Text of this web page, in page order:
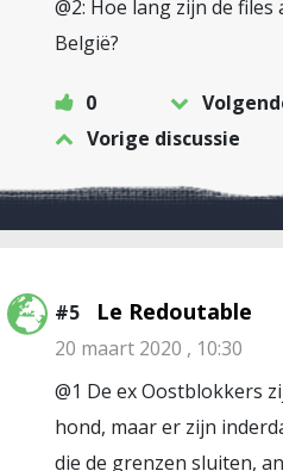
@2: Hoe lang zijn de
België?
0
Vorige discussie
#5 Le Redoutable
20 maart 2020 , 10:30
@1 De ex Oostblokkers
hond, maar er zijn
die de grenzen sluiten,